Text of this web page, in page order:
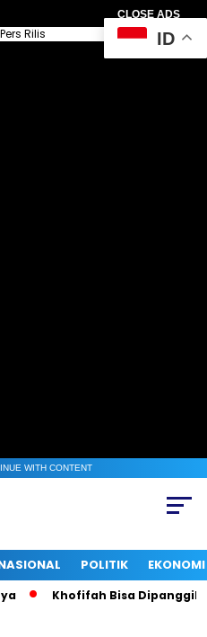
CLOSE ADS
WITH CONTENT
POLITIK EKONOMI
Khofifah Bisa Dipanggil
ID